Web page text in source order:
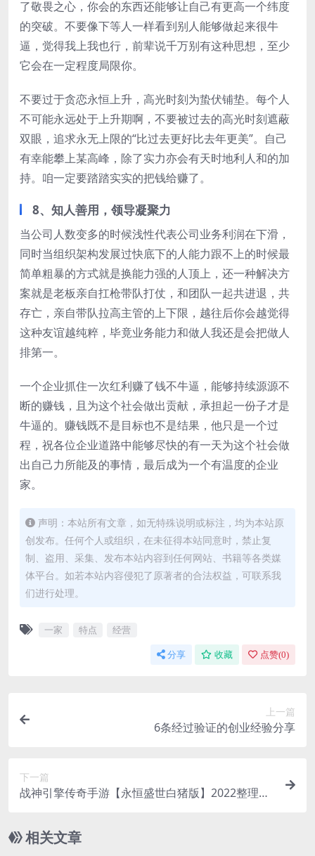
了敬畏之心，你会的东西还能够让自己有更高一个纬度
的突破。不要像下等人一样看到别人能够做起来很牛
逼，觉得我上我也行，前辈说千万别有这种思想，至少
它会在一定程度局限你。
不要过于贪恋永恒上升，高光时刻为蛰伏铺垫。每个人
不可能永远处于上升期啊，不要被过去的高光时刻遮蔽
双眼，追求永无上限的“比过去更好比去年更美”。自己
有幸能攀上某高峰，除了实力亦会有天时地利人和的加
持。咱一定要踏踏实实的把钱给赚了。
8、知人善用，领导凝聚力
当公司人数变多的时候浅性代表公司业务利润在下滑，
同时当组织架构发展过快底下的人能力跟不上的时候最
简单粗暴的方式就是换能力强的人顶上，还一种解决方
案就是老板亲自扛枪带队打仗，和团队一起共进退，共
存亡，亲自带队拉高主管的上下限，越往后你会越觉得
这种友谊越纯粹，毕竟业务能力和做人我还是会把做人
排第一。
一个企业抓住一次红利赚了钱不牛逼，能够持续源源不
断的赚钱，且为这个社会做出贡献，承担起一份子才是
牛逼的。赚钱既不是目标也不是结果，他只是一个过
程，祝各位企业道路中能够尽快的有一天为这个社会做
出自己力所能及的事情，最后成为一个有温度的企业
家。
声明：本站所有文章，如无特殊说明或标注，均为本站原
创发布。任何个人或组织，在未征得本站同意时，禁止复
制、盗用、采集、发布本站内容到任何网站、书籍等各类媒
体平台。如若本站内容侵犯了原著者的合法权益，可联系我
们进行处理。
一家 特点 经营
分享 收藏 点赞(0)
上一篇
6条经过验证的创业经验分享
下一篇
战神引擎传奇手游【永恒盛世白猪版】2022整理复
相关文章